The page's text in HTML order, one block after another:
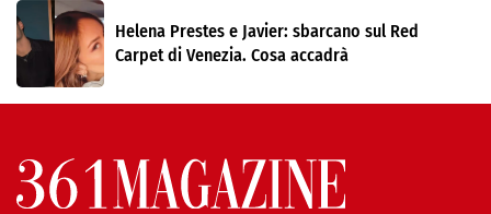
Helena Prestes e Javier: sbarcano sul Red
Carpet di Venezia. Cosa accadrà